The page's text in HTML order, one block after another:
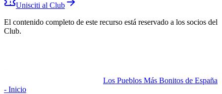
Unisciti al Club
El contenido completo de este recurso está reservado a los socios del
Club.
Los Pueblos Más Bonitos de España
- Inicio